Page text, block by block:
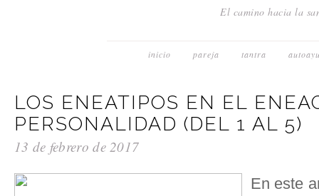
El camino hacia la
inicio pareja tantra
LOS ENEATIPOS EN EL
PERSONALIDAD (DEL 1 AL 5)
13 de febrero de 2017
En este